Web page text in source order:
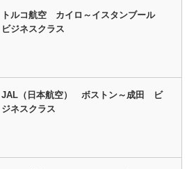
トルコ航空 カイロ～イスタンブール
ビジネスクラス
JAL（日本航空） ボストン～成田 ビ
ジネスクラス